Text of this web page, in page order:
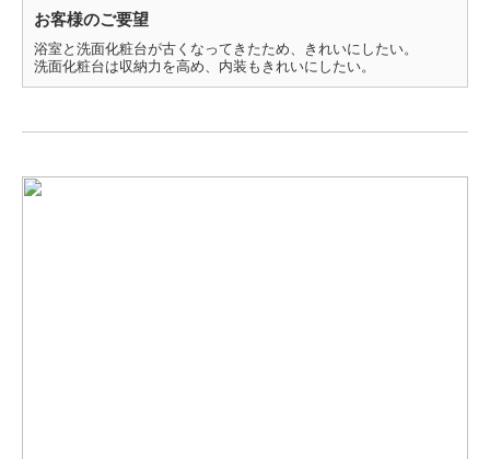
お客様のご要望
浴室と洗面化粧台が古くなってきたため、きれいにしたい。
洗面化粧台は収納力を高め、内装もきれいにしたい。